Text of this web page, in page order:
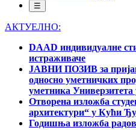
☰
АКТУЕЛНО:
DAAD индивидуалне
истраживаче
ЈАВНИ ПОЗИВ за
односно уметничких
уметника Универзитета
Отворена изложба
архитектури“ у Кући
Годишња изложба